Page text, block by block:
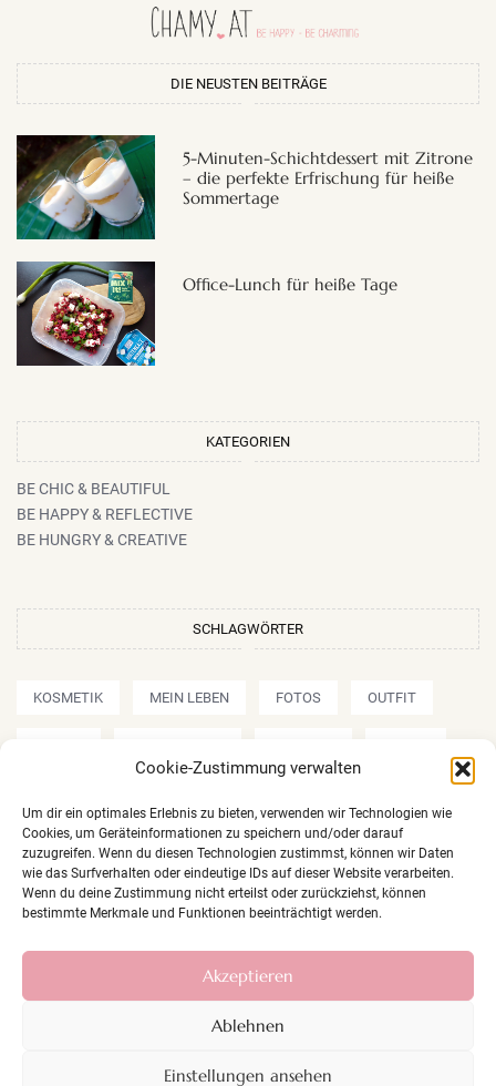
Cookie-Zustimmung verwalten
Um dir ein optimales Erlebnis zu bieten, verwenden wir Technologien wie
Cookies, um Geräteinformationen zu speichern und/oder darauf
zuzugreifen. Wenn du diesen Technologien zustimmst, können wir Daten
wie das Surfverhalten oder eindeutige IDs auf dieser Website verarbeiten.
Wenn du deine Zustimmung nicht erteilst oder zurückziehst, können
bestimmte Merkmale und Funktionen beeinträchtigt werden.
Akzeptieren
Ablehnen
Einstellungen ansehen
DIE NEUSTEN BEITRÄGE
5-Minuten-Schichtdessert mit Zitrone
– die perfekte Erfrischung für heiße
Sommertage
Office-Lunch für heiße Tage
KATEGORIEN
BE CHIC & BEAUTIFUL
BE HAPPY & REFLECTIVE
BE HUNGRY & CREATIVE
SCHLAGWÖRTER
KOSMETIK MEIN LEBEN FOTOS OUTFIT
Webseite erstellt von